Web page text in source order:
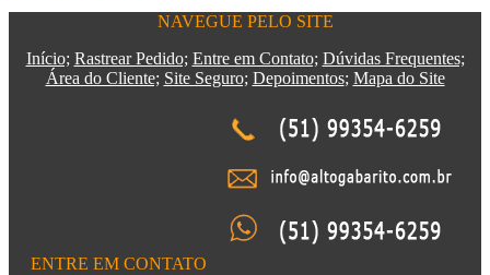
NAVEGUE PELO SITE
Início; Rastrear Pedido; Entre em Contato; Dúvidas Frequentes;
Área do Cliente; Site Seguro; Depoimentos; Mapa do Site
ENTRE EM CONTATO